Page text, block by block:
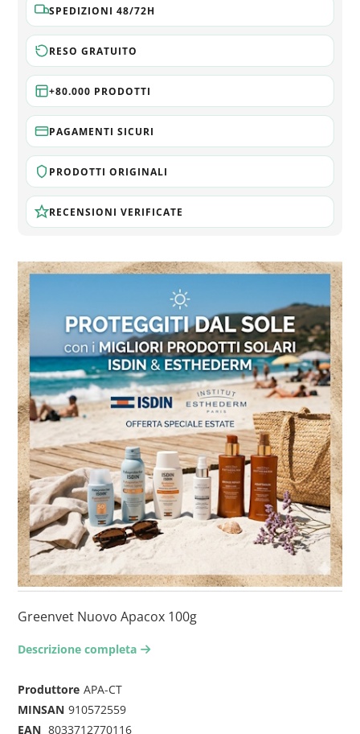
SPEDIZIONI 48/72H
RESO GRATUITO
+80.000 PRODOTTI
PAGAMENTI SICURI
PRODOTTI ORIGINALI
RECENSIONI VERIFICATE
Greenvet Nuovo Apacox 100g
Descrizione completa arrow-right2
Produttore APA-CT
MINSAN 910572559
EAN 8033712770116